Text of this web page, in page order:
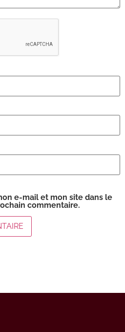
e-mail et mon site dans le
commentaire.